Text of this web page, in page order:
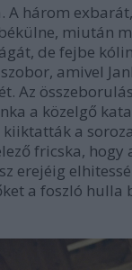
A három
miután
de fejbe
amivel
Az
a közelgő
kiiktatták a
fricska, hogy
erejéig
a foszló